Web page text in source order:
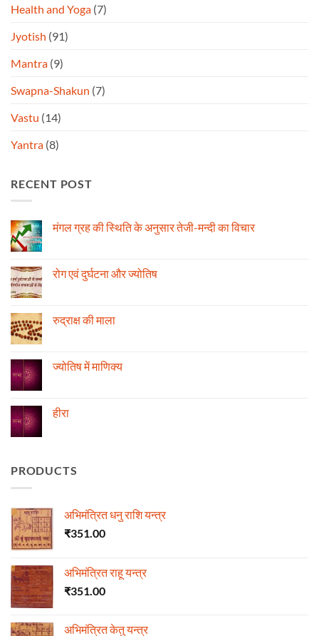
Health and Yoga (7)
Jyotish (91)
Mantra (9)
Swapna-Shakun (7)
Vastu (14)
Yantra (8)
RECENT POST
मंगल ग्रह की स्थिति के अनुसार तेजी-मन्दी का विचार
मंगल
ग्रह
अनुसार
तेजी-
रोग एवं दुर्घटना और ज्योतिष
रोग
एवं
रुद्राक्ष की माला
रुद्राक्ष
की
ज्योतिष में माणिक्य
ज्योतिष
मेंहीरा
PRODUCTS
अभिमंत्रित धनु राशि यन्त्र
₹351.00
अभिमंत्रित राहू यन्त्र
₹351.00
अभिमंत्रित केतु यन्त्र